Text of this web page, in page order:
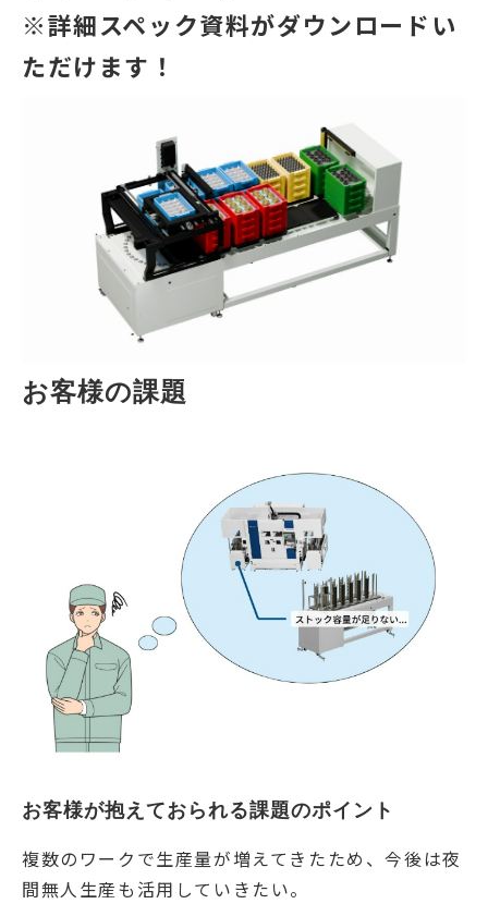
※詳細スペック資料がダウンロードい
ただけます！
お客様の課題
お客様が抱えておられる課題のポイント
複数のワークで生産量が増えてきたため、今後は夜
間無人生産も活用していきたい。